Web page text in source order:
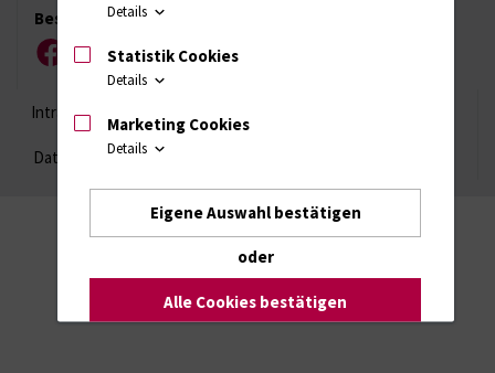
Besuchen Sie uns
FacebookInstagramYouTubeLinkedIn
Xing
Intranet
Datenschutzhinweise
Details
Statistik Cookies
Details
Marketing Cookies
Details
Eigene Auswahl bestätigen
oder
Alle Cookies bestätigen